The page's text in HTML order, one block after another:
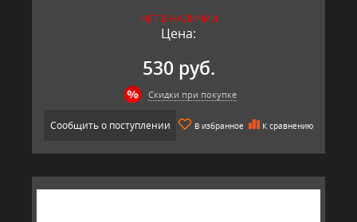
НЕТ В НАЛИЧИИ
Цена:
530 руб.
Скидки при покупке
Сообщить о поступлении В избранное К сравнению